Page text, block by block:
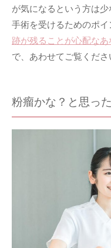
が気になるという方は
手術を受けるためのポイ
跡が残ることが心配な
で、あわせてご覧くださ
粉瘤かな？と思っ